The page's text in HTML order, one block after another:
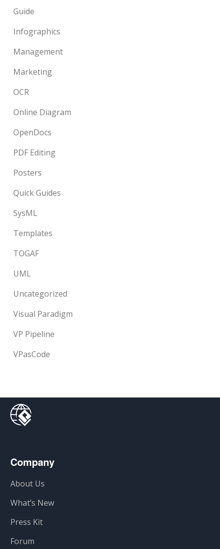
Guide
Infographics
Management
Marketing
OCR
Online Diagram
OpenDocs
PDF Editing
Posters
Quick Guides
SysML
Templates
TOGAF
UML
Uncategorized
Visual Paradigm
VP Pipeline
VPasCode
Company
About Us
What’s New
Press Kit
Forum